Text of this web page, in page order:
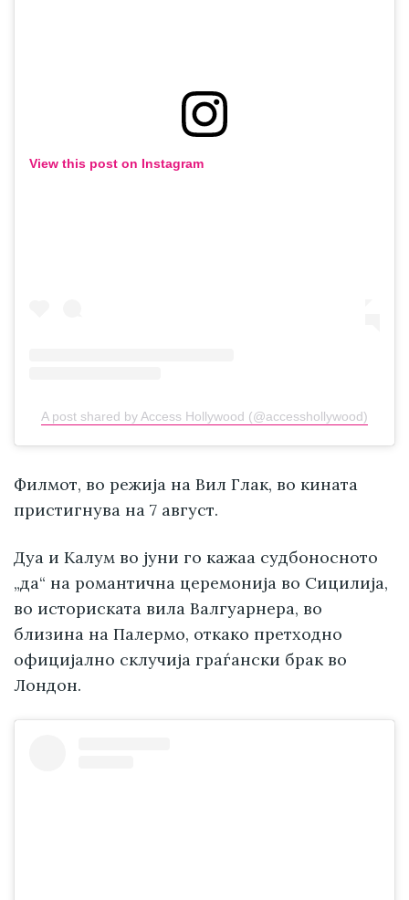
View this post on Instagram
A post shared by Access Hollywood (@accesshollywood)
Филмот, во режија на Вил Глак, во кината
пристигнува на 7 август.
Дуа и Калум во јуни го кажаа судбоносното
„да“ на романтична церемонија во Сицилија,
во историската вила Валгуарнера, во
близина на Палермо, откако претходно
официјално склучија граѓански брак во
Лондон.